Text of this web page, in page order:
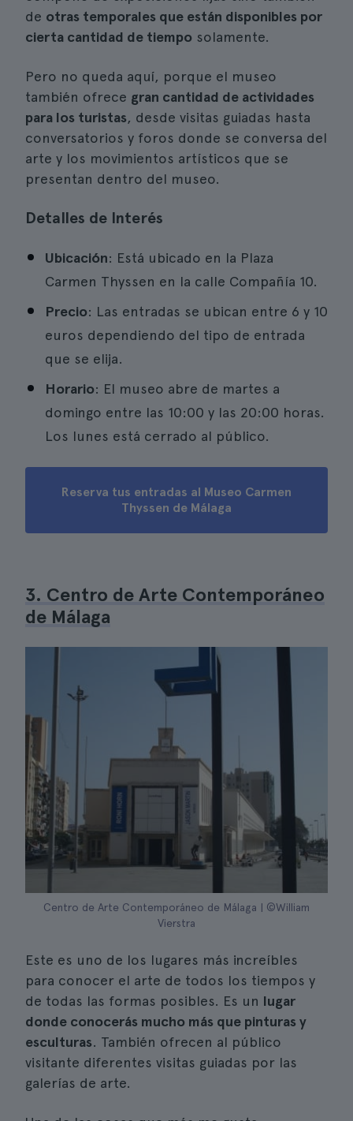
de otras temporales que están disponibles por
cierta cantidad de tiempo solamente.
Pero no queda aquí, porque el museo
también ofrece gran cantidad de actividades
para los turistas, desde visitas guiadas hasta
conversatorios y foros donde se conversa del
arte y los movimientos artísticos que se
presentan dentro del museo.
Detalles de Interés
Ubicación: Está ubicado en la Plaza
Carmen Thyssen en la calle Compañía 10.
Precio: Las entradas se ubican entre 6 y 10
euros dependiendo del tipo de entrada
que se elija.
Horario: El museo abre de martes a
domingo entre las 10:00 y las 20:00 horas.
Los lunes está cerrado al público.
Reserva tus entradas al Museo Carmen
Thyssen de Málaga
3. Centro de Arte Contemporáneo
de Málaga
Centro de Arte Contemporáneo de Málaga | ©William
Vierstra
Este es uno de los lugares más increíbles
para conocer el arte de todos los tiempos y
de todas las formas posibles. Es un lugar
donde conocerás mucho más que pinturas y
esculturas. También ofrecen al público
visitante diferentes visitas guiadas por las
galerías de arte.